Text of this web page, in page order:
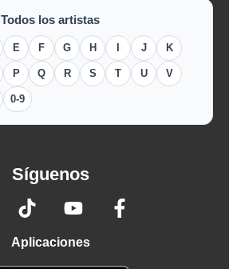
Todos los artistas
E F G H J K
P Q R S T U V
0-9
Síguenos
Aplicaciones